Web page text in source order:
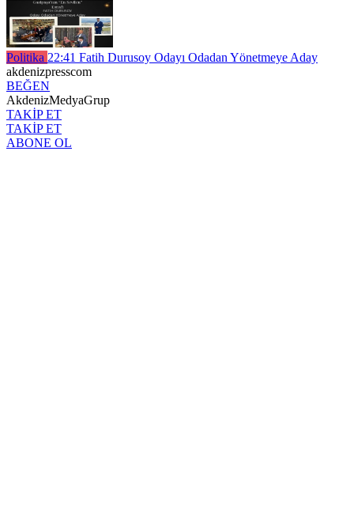
Politika 22:41 Fatih Durusoy Odayı Odadan Yönetmeye Aday
akdenizpresscom
BEĞEN
AkdenizMedyaGrup
TAKİP ET
TAKİP ET
ABONE OL